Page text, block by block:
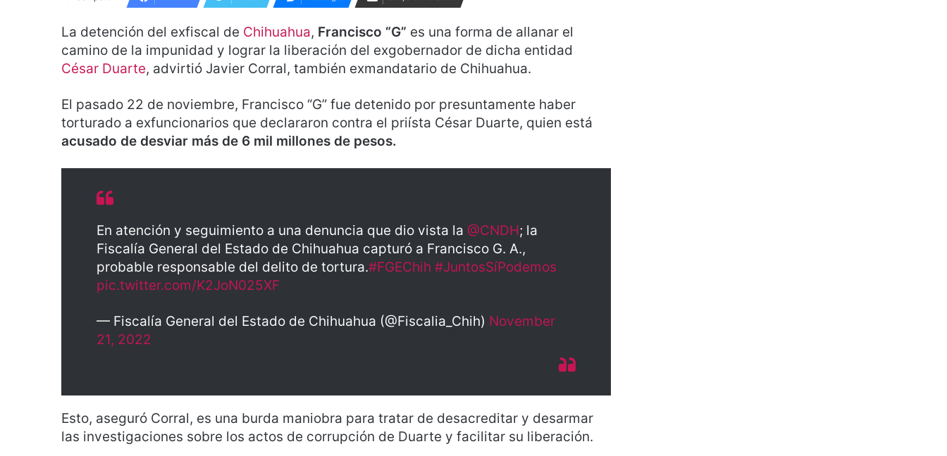
La detención del exfiscal de Chihuahua, Francisco “G” es una forma de allanar el
camino de la impunidad y lograr la liberación del exgobernador de dicha entidad
César Duarte, advirtió Javier Corral, también exmandatario de Chihuahua.
El pasado 22 de noviembre, Francisco “G” fue detenido por presuntamente haber
torturado a exfuncionarios que declararon contra el priísta César Duarte, quien está
acusado de desviar más de 6 mil millones de pesos.
En atención y seguimiento a una denuncia que dio vista la @CNDH; la
Fiscalía General del Estado de Chihuahua capturó a Francisco G. A.,
probable responsable del delito de tortura.#FGEChih #JuntosSíPodemos
pic.twitter.com/K2JoN025XF
— Fiscalía General del Estado de Chihuahua (@Fiscalia_Chih) November
21, 2022
Esto, aseguró Corral, es una burda maniobra para tratar de desacreditar y desarmar
las investigaciones sobre los actos de corrupción de Duarte y facilitar su liberación.